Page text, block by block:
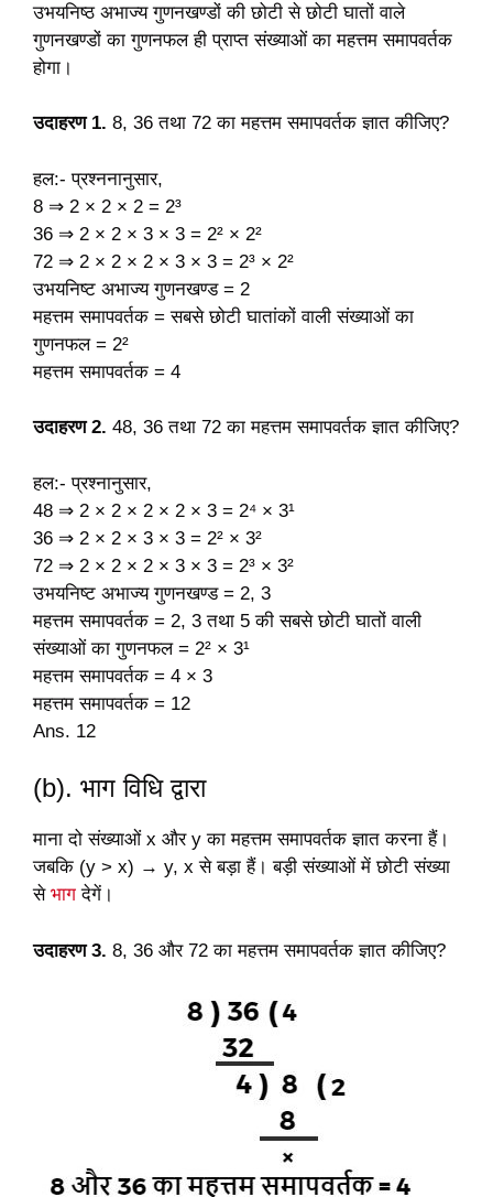
उभयनिष्ठ अभाज्य गुणनखण्डों की छोटी से छोटी घातों वाले
गुणनखण्डों का गुणनफल ही प्राप्त संख्याओं का महत्तम समापवर्तक
होगा।
उदाहरण 1. 8, 36 तथा 72 का महत्तम समापवर्तक ज्ञात कीजिए?
हल:- प्रश्ननानुसार,
8 ⇒ 2 × 2 × 2 = 2³
36 ⇒ 2 × 2 × 3 × 3 = 2² × 2²
72 ⇒ 2 × 2 × 2 × 3 × 3 = 2³ × 2²
उभयनिष्ट अभाज्य गुणनखण्ड = 2
महत्तम समापवर्तक = सबसे छोटी घातांकों वाली संख्याओं का
गुणनफल = 2²
महत्तम समापवर्तक = 4
उदाहरण 2. 48, 36 तथा 72 का महत्तम समापवर्तक ज्ञात कीजिए?
हल:- प्रश्नानुसार,
48 ⇒ 2 × 2 × 2 × 2 × 3 = 2⁴ × 3¹
36 ⇒ 2 × 2 × 3 × 3 = 2² × 3²
72 ⇒ 2 × 2 × 2 × 3 × 3 = 2³ × 3²
उभयनिष्ट अभाज्य गुणनखण्ड = 2, 3
महत्तम समापवर्तक = 2, 3 तथा 5 की सबसे छोटी घातों वाली
संख्याओं का गुणनफल = 2² × 3¹
महत्तम समापवर्तक = 4 × 3
महत्तम समापवर्तक = 12
Ans. 12
(b). भाग विधि द्वारा
माना दो संख्याओं x और y का महत्तम समापवर्तक ज्ञात करना हैं।
जबकि (y > x) → y, x से बड़ा हैं। बड़ी संख्याओं में छोटी संख्या
से भाग देगें।
उदाहरण 3. 8, 36 और 72 का महत्तम समापवर्तक ज्ञात कीजिए?